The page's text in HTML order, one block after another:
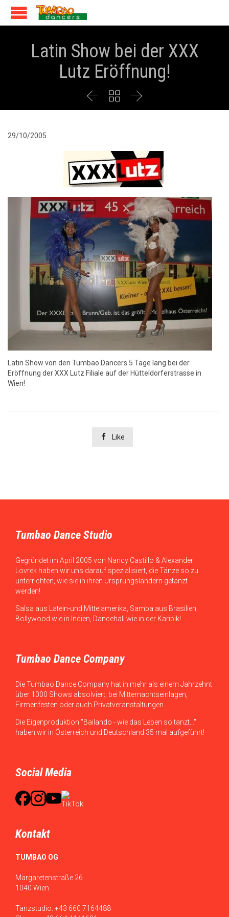
Latin Show bei der XXX
Lutz Eröffnung!
  
29/10/2005
Latin Show von den Tumbao Dancers 5 Tage lang bei der
Eröffnung der XXX Lutz Filiale auf der Hütteldorferstrasse in
Wien!
 Like
Tumbao Dance Studio
Gegründet im April 2005 von Nancy Castillo & Alexander
Lovrek haben wir uns darauf spezialisiert, die Tänze so zu
unterrichten, wie sie in ihren Ursprungsländern getanzt
werden!
Salsa aus Latein-und Mittelamerika, Samba aus Brasilien,
Bollywood wie in Indien, Dancehall wie in der Karibik!
Tumbao Dance Company
Die Tumbao Dance Company hat in mehr als einem Jahrzehnt
über 1000 Shows absolviert, bei Mitternachtseinlagen,
Firmenfesten oder auch Privatveranstaltungen.
Die Eigenproduktion "Bailando - wie das Leben so tanzt..."
haben wir in Österreich und Deutschland 35 mal aufgeführt!
Social Media
Kontakt
TUMBAO OG
Margaretenstraße 26
1040 Wien
Tanzstudio: +43 660 7164488